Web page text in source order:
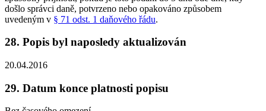
došlo správci daně, potvrzeno nebo opakováno způsobem
uvedeným v § 71 odst. 1 daňového řádu.
28. Popis byl naposledy aktualizován
20.04.2016
29. Datum konce platnosti popisu